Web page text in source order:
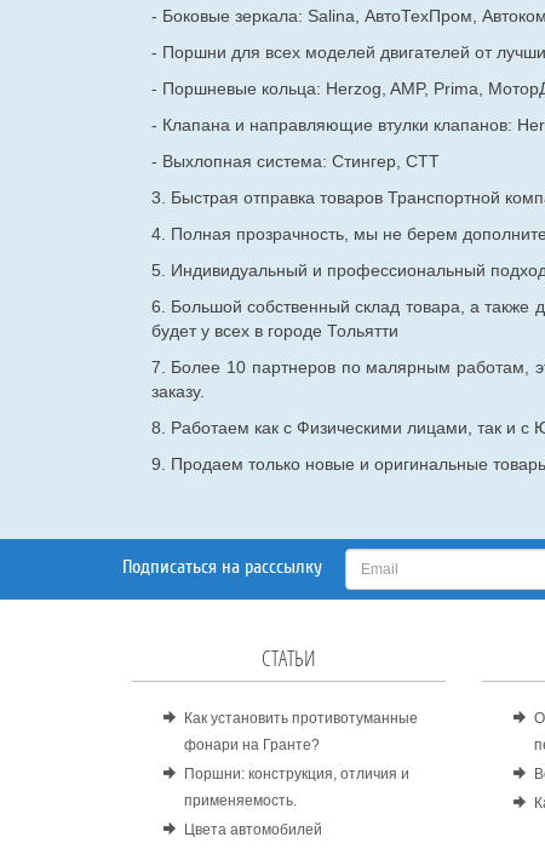
- Боковые зеркала: Salina, АвтоТехПром,
- Поршни для всех моделей двигателей от
- Поршневые кольца: Herzog, AMP, Prima,
- Клапана и направляющие втулки клапанов:
- Выхлопная система: Стингер, СТТ
3. Быстрая отправка товаров Транспортной
4. Полная прозрачность, мы не берем
5. Индивидуальный и профессиональный
6. Большой собственный склад товара, а также
будет у всех в городе Тольятти
7. Более 10 партнеров по малярным работам,
заказу.
8. Работаем как с Физическими лицами, так и с
9. Продаем только новые и оригинальные
Подписаться на расссылку
СТАТЬИ
Как установить противотуманные
фонари на Гранте?
Поршни: конструкция, отличия и
применяемость.
Цвета автомобилей